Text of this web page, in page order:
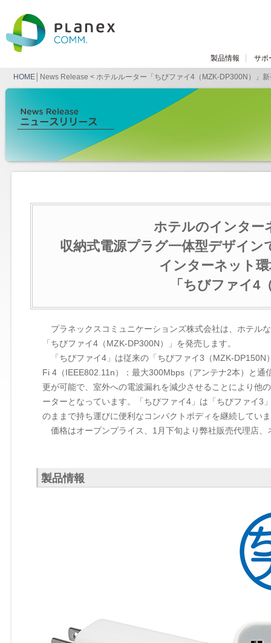
製品情報 サポ
HOME │News Release < ホテルルーター「ちびファイ4（MZK-DP300N）」
ホテルのインター
収納式電源プラグ一体型デザイン
インターネット
「ちびファイ4
プラネックスコミュニケーションズ株式会社は、ホテル
「ちびファイ4（MZK-DP300N）」を発売します。
「ちびファイ4」は従来の「ちびファイ3（MZK-DP150N
Fi 4（IEEE802.11n）：最大300Mbps（アンテナ2本）と
更が可能で、室外への電波漏れを減少させることにより他
ーターとなっています。「ちびファイ4」は「ちびファイ3
のままで持ち運びに便利なコンパクトボディを継続してい
価格はオープンプライス、1月下旬より弊社販売代理店
製品情報